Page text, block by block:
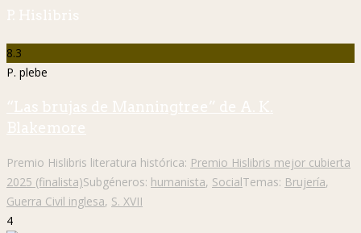
P. Hislibris
8.3
P. plebe
“Las brujas de Manningtree” de A. K.
Blakemore
Premio Hislibris literatura histórica: Premio Hislibris mejor cubierta
2025 (finalista)Subgéneros: humanista, SocialTemas: Brujería,
Guerra Civil inglesa, S. XVII
4